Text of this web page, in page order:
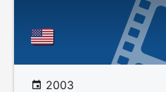
2003